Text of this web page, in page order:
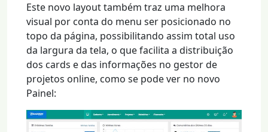
Este novo layout também traz uma melhora
visual por conta do menu ser posicionado no
topo da página, possibilitando assim total uso
da largura da tela, o que facilita a distribuição
dos cards e das informações no gestor de
projetos online, como se pode ver no novo
Painel: